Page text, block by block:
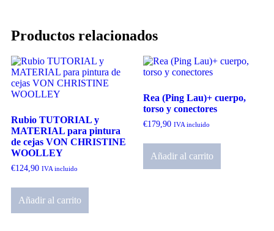
Productos relacionados
Rubio TUTORIAL y
MATERIAL para pintura
de cejas VON CHRISTINE
WOOLLEY
€124,90 IVA incluido
Añadir al carrito
Rea (Ping Lau)+ cuerpo,
torso y conectores
€179,90 IVA incluido
Añadir al carrito